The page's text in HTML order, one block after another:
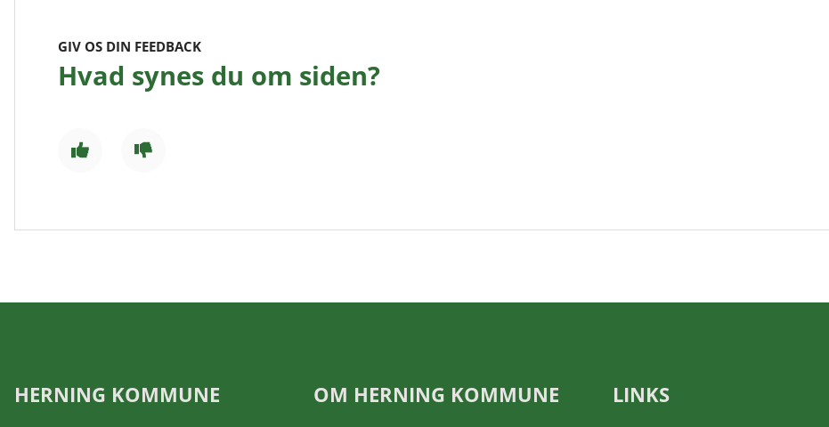
GIV OS DIN FEEDBACK
Hvad synes du om siden?
HERNING KOMMUNE OM HERNING KOMMUNE LINKS